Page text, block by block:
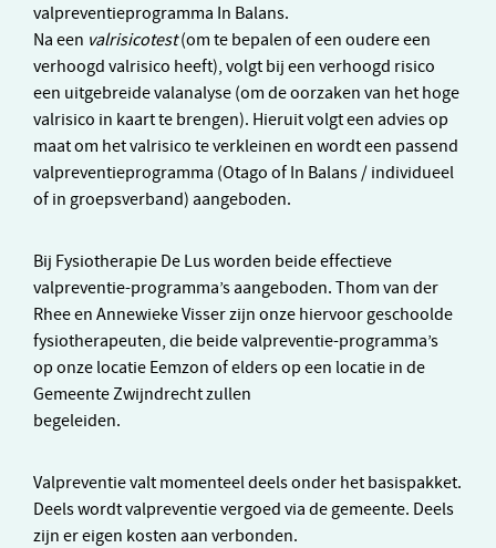
valpreventieprogramma In Balans.
Na een valrisicotest(om te bepalen of een oudere een
verhoogd valrisico heeft), volgt bij een verhoogd risico
een uitgebreide valanalyse (om de oorzaken van het hoge
valrisico in kaart te brengen). Hieruit volgt een advies op
maat om het valrisico te verkleinen en wordt een passend
valpreventieprogramma (Otago of In Balans / individueel
of in groepsverband) aangeboden.
Bij Fysiotherapie De Lus worden beide effectieve
valpreventie-programma’s aangeboden. Thom van der
Rhee en Annewieke Visser zijn onze hiervoor geschoolde
fysiotherapeuten, die beide valpreventie-programma’s
op onze locatie Eemzon of elders op een locatie in de
Gemeente Zwijndrecht zullen
begeleiden.
Valpreventie valt momenteel deels onder het basispakket.
Deels wordt valpreventie vergoed via de gemeente. Deels
zijn er eigen kosten aan verbonden.